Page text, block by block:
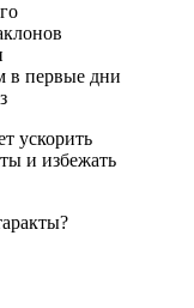
в первые дни
ускорить
и избежать